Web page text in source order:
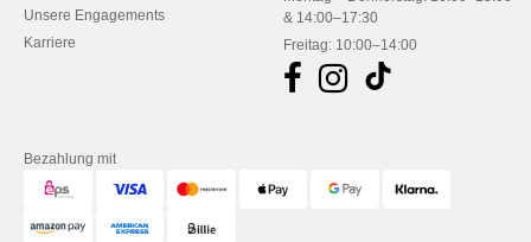
Unsere Engagements
Karriere
& 14:00–17:30
Freitag: 10:00–14:00
Bezahlung mit